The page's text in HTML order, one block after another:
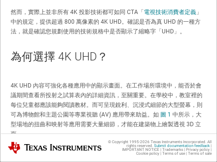
然而，實際上並非所有 4K 投影技術都可如同 CTA「電視技術消費者定義 」
中的規定，提供超過 800 萬像素的 4K UHD。確認是否為真 UHD 的一種方
法，就是確認您規劃使用的技術規格中是否顯示了縮略字「UHD」。
為何選擇 4K UHD？
4K UHD 內容可強化各種應用中的顯示畫面。在工作場所環境中，能否於會
議期間查看所投射之試算表內的詳細資訊，至關重要。在學校中，教室裡的
每位兒童都應該能夠閱讀教材。而可呈現銳利、沉浸式細節的大型螢幕，則
可為博物館和主題公園等專業視聽 (AV) 應用帶來助益。如 圖 1 中所示，大
型場地的扭曲和映射等應用需要大量細節，才能在建築物上繪製透視 3D 立
面。
Texas Instruments © Copyright 1995-2026 Texas Instruments Incorporated. All
rights reserved. Submit documentation feedback|
IMPORTANT NOTICE | Trademarks| Privacy policy|
Cookie policy| Terms of use| Terms of sale